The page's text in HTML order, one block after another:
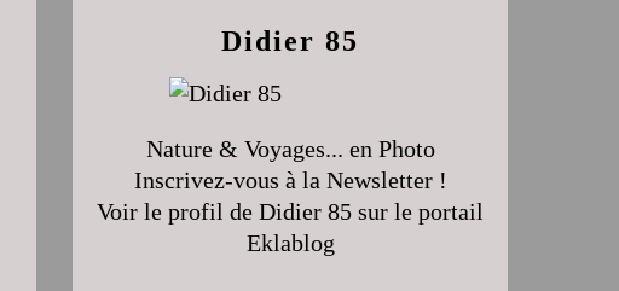
Didier 85
Nature & Voyages... en Photo
Inscrivez-vous à la Newsletter !
Voir le profil de Didier 85 sur le portail
Eklablog